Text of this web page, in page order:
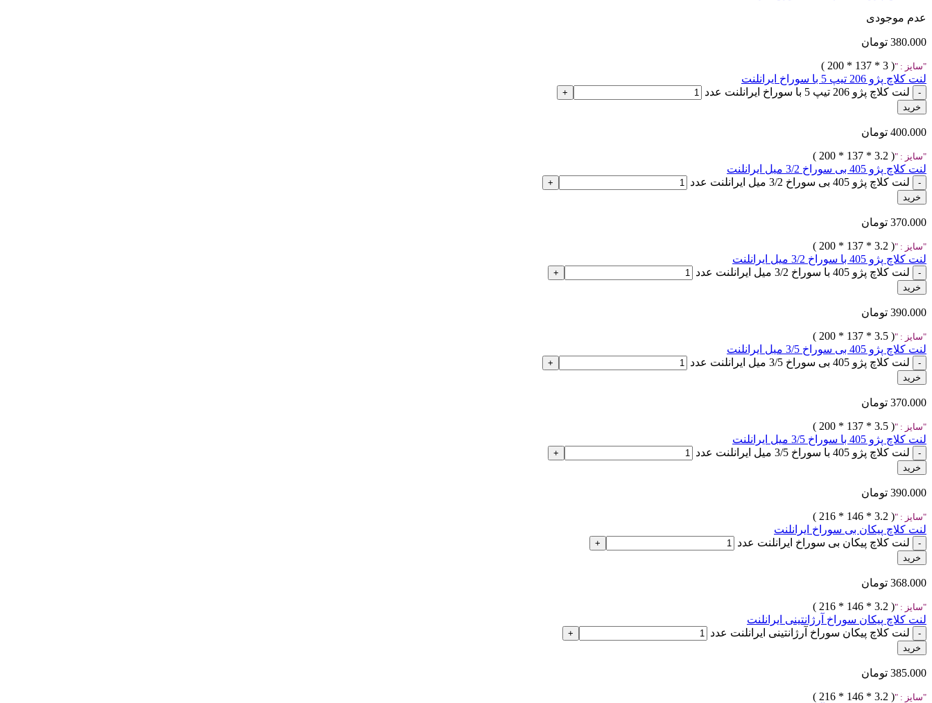
عدم موجودی
380.000 تومان
سایز : ( 3 * 137 * 200 )
لنت کلاچ پژو 206 تیپ 5 با سوراخ ایرانلنت
لنت کلاچ پژو 206 تیپ 5 با سوراخ ایرانلنت عدد
خرید
400.000 تومان
سایز : ( 3.2 * 137 * 200 )
لنت کلاچ پژو 405 بی سوراخ 3/2 میل ایرانلنت
لنت کلاچ پژو 405 بی سوراخ 3/2 میل ایرانلنت عدد
خرید
370.000 تومان
سایز : ( 3.2 * 137 * 200 )
لنت کلاچ پژو 405 با سوراخ 3/2 میل ایرانلنت
لنت کلاچ پژو 405 با سوراخ 3/2 میل ایرانلنت عدد
خرید
390.000 تومان
سایز : ( 3.5 * 137 * 200 )
لنت کلاچ پژو 405 بی سوراخ 3/5 میل ایرانلنت
لنت کلاچ پژو 405 بی سوراخ 3/5 میل ایرانلنت عدد
خرید
370.000 تومان
سایز : ( 3.5 * 137 * 200 )
لنت کلاچ پژو 405 با سوراخ 3/5 میل ایرانلنت
لنت کلاچ پژو 405 با سوراخ 3/5 میل ایرانلنت عدد
خرید
390.000 تومان
سایز : ( 3.2 * 146 * 216 )
لنت کلاچ پیکان بی سوراخ ایرانلنت
لنت کلاچ پیکان بی سوراخ ایرانلنت عدد
خرید
368.000 تومان
سایز : ( 3.2 * 146 * 216 )
لنت کلاچ پیکان سوراخ آرژانتینی ایرانلنت
لنت کلاچ پیکان سوراخ آرژانتینی ایرانلنت عدد
خرید
385.000 تومان
سایز : ( 3.2 * 146 * 216 )